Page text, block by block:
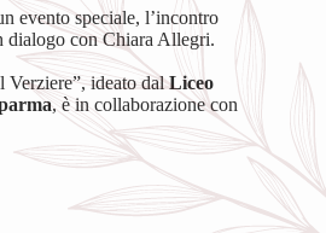
evento speciale, l’incontro
dialogo con Chiara Allegri.
Verziere”, ideato dalLiceo
, è in collaborazione con